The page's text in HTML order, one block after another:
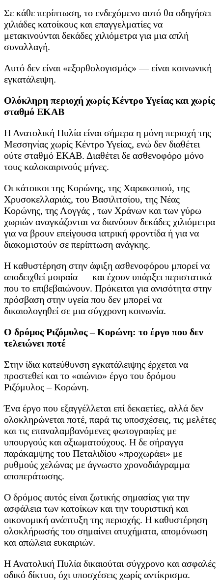
Σε κάθε περίπτωση, το ενδεχόμενο αυτό θα οδηγήσει
χιλιάδες κατοίκους και επαγγελματίες να
μετακινούνται δεκάδες χιλιόμετρα για μια απλή
συναλλαγή.
Αυτό δεν είναι «εξορθολογισμός» — είναι κοινωνική
εγκατάλειψη.
Ολόκληρη περιοχή χωρίς Κέντρο Υγείας και χωρίς
σταθμό ΕΚΑΒ
Η Ανατολική Πυλία είναι σήμερα η μόνη περιοχή της
Μεσσηνίας χωρίς Κέντρο Υγείας, ενώ δεν διαθέτει
ούτε σταθμό ΕΚΑΒ. Διαθέτει δε ασθενοφόρο μόνο
τους καλοκαιρινούς μήνες.
Οι κάτοικοι της Κορώνης, της Χαρακοπιού, της
Χρυσοκελλαριάς, του Βασιλιτσίου, της Νέας
Κορώνης, της Λογγάς , των Χράνων και των γύρω
χωριών αναγκάζονται να διανύουν δεκάδες χιλιόμετρα
για να βρουν επείγουσα ιατρική φροντίδα ή για να
διακομιστούν σε περίπτωση ανάγκης.
Η καθυστέρηση στην άφιξη ασθενοφόρου μπορεί να
αποδειχθεί μοιραία — και έχουν υπάρξει περιστατικά
που το επιβεβαιώνουν. Πρόκειται για ανισότητα στην
πρόσβαση στην υγεία που δεν μπορεί να
δικαιολογηθεί σε μια σύγχρονη κοινωνία.
Ο δρόμος Ριζόμυλος – Κορώνη: το έργο που δεν
τελειώνει ποτέ
Στην ίδια κατεύθυνση εγκατάλειψης έρχεται να
προστεθεί και το «αιώνιο» έργο του δρόμου
Ριζόμυλος – Κορώνη.
Ένα έργο που εξαγγέλλεται επί δεκαετίες, αλλά δεν
ολοκληρώνεται ποτέ, παρά τις υποσχέσεις, τις μελέτες
και τις επαναλαμβανόμενες φωτογραφίες με
υπουργούς και αξιωματούχους. Η δε σήραγγα
παράκαμψης του Πεταλιδίου «προχωράει» με
ρυθμούς χελώνας με άγνωστο χρονοδιάγραμμα
αποπεράτωσης.
Ο δρόμος αυτός είναι ζωτικής σημασίας για την
ασφάλεια των κατοίκων και την τουριστική και
οικονομική ανάπτυξη της περιοχής. Η καθυστέρηση
ολοκλήρωσής του σημαίνει ατυχήματα, απομόνωση
και απώλεια ευκαιριών.
Η Ανατολική Πυλία δικαιούται σύγχρονο και ασφαλές
οδικό δίκτυο, όχι υποσχέσεις χωρίς αντίκρισμα.